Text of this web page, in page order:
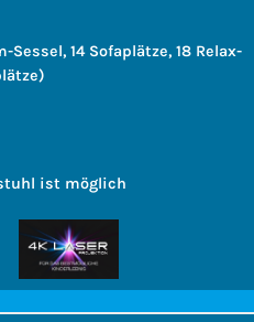
Sessel, 14 Sofaplätze, 18 Relax-
ist möglich